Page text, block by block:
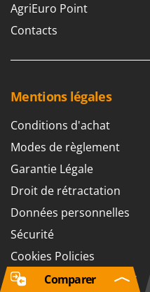
AgriEuro Point
Contacts
Mentions légales
Conditions d'achat
Modes de règlement
Garantie Légale
Droit de rétractation
Données personnelles
Sécurité
Cookies Policies
Paramètres des cookies
Comparer